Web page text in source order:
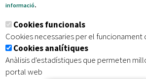
Subscriu-te al nostre butlletí
Inici | Avís legal | Protecció de dades
| Accessibilitat
informació.
Cookies funcionals
Cookies necessaries per el
Cookies analítiques
Anàlisis d'estadístiques que permeten
portal web